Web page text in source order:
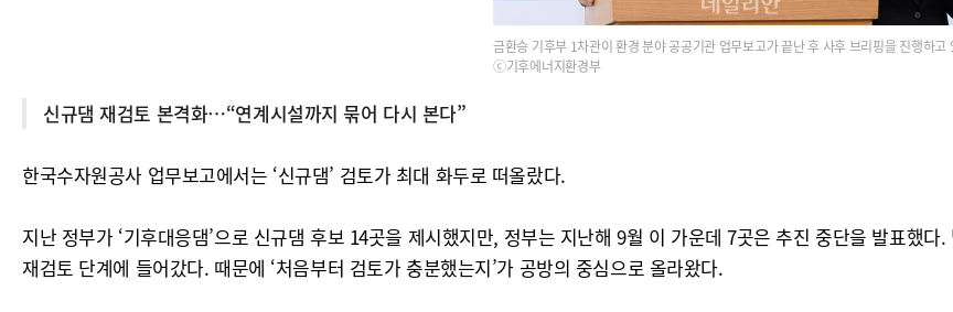
금환승 기후부 1차관이 환경 분야 공공기관 업무보고가 끝난 후 사후 브리핑을 진행하고
ⓒ기후에너지환경부
신규댐 재검토 본격화…“연계시설까지 묶어 다시 본다”
한국수자원공사 업무보고에서는 ‘신규댐’ 검토가 최대 화두로 떠올랐다.
지난 정부가 ‘기후대응댐’으로 신규댐 후보 14곳을 제시했지만, 정부는 지난해 9월 이 가운데 7곳은 추진 중단을 발표했
재검토 단계에 들어갔다. 때문에 ‘처음부터 검토가 충분했는지’가 공방의 중심으로 올라왔다.